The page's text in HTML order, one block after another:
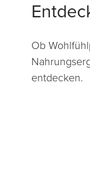
Ob
entdecken.